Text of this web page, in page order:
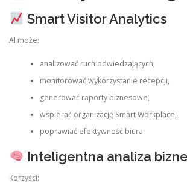
Smart Visitor Analytics
AI może:
analizować ruch odwiedzających,
monitorować wykorzystanie recepcji,
generować raporty biznesowe,
wspierać organizację Smart Workplace,
poprawiać efektywność biura.
Inteligentna analiza
Korzyści: